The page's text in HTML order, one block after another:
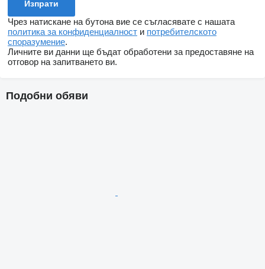
Чрез натискане на бутона вие се съгласявате с нашата
политика за конфиденциалност и потребителското
споразумение.
Личните ви данни ще бъдат обработени за предоставяне на
отговор на запитването ви.
Подобни обяви